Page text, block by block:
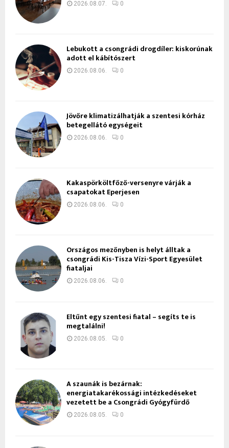
2026.08.07. 0
Lebukott a csongrádi drogdíler: kiskorúnak
adott el kábítószert
2026.08.06. 0
Jövőre klimatizálhatják a szentesi kórház
betegellátó egységeit
2026.08.06. 0
Kakaspörköltfőző-versenyre várják a
csapatokat Eperjesen
2026.08.06. 0
Országos mezőnyben is helyt álltak a
csongrádi Kis-Tisza Vízi-Sport Egyesület
fiataljai
2026.08.06. 0
Eltűnt egy szentesi fiatal – segíts te is
megtalálni!
2026.08.05. 0
A szaunák is bezárnak:
energiatakarékossági intézkedéseket
vezetett be a Csongrádi Gyógyfürdő
2026.08.05. 0